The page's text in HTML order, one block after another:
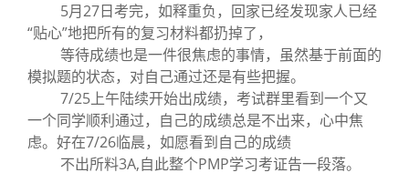
5月27日考完，如释重负，回家已经发现家人已经
“贴心”地把所有的复习材料都扔掉了，
等待成绩也是一件很焦虑的事情，虽然基于前面的
模拟题的状态，对自己通过还是有些把握。
7/25上午陆续开始出成绩，考试群里看到一个又
一个同学顺利通过，自己的成绩总是不出来，心中焦
虑。好在7/26临晨，如愿看到自己的成绩
不出所料3A,自此整个PMP学习考证告一段落。